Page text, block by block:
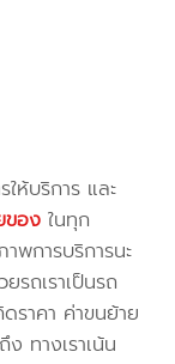
ห้บริการ และ
ของ ในทุก
พการบริการนะ
ยรถเราเป็นรถ
ราคา ค่าขนย้าย
ทางเราเน้น